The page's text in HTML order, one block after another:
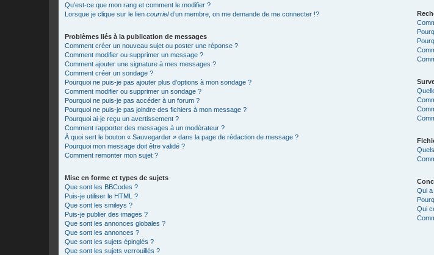
Qu’est-ce que mon rang et comment le modifier ?
Lorsque je clique sur le lien courrield’un membre, on me demande de me connecter !?
Problèmes liés à la publication de messages
Comment créer un nouveau sujet ou poster une réponse ?
Comment modifier ou supprimer un message ?
Comment ajouter une signature à mes messages ?
Comment créer un sondage ?
Pourquoi ne puis-je pas ajouter plus d’options à mon sondage ?
Comment modifier ou supprimer un sondage ?
Pourquoi ne puis-je pas accéder à un forum ?
Pourquoi ne puis-je pas joindre des fichiers à mon message ?
Pourquoi ai-je reçu un avertissement ?
Comment rapporter des messages à un modérateur ?
À quoi sert le bouton « Sauvegarder » dans la page de rédaction de message ?
Pourquoi mon message doit être validé ?
Comment remonter mon sujet ?
Mise en forme et types de sujets
Que sont les BBCodes ?
Puis-je utiliser le HTML ?
Que sont les smileys ?
Puis-je publier des images ?
Que sont les annonces globales ?
Que sont les annonces ?
Que sont les sujets épinglés ?
Que sont les sujets verrouillés ?
Qui
Qui